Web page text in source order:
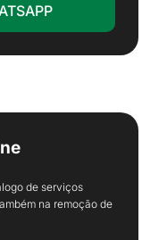
de serviços
na remoção de